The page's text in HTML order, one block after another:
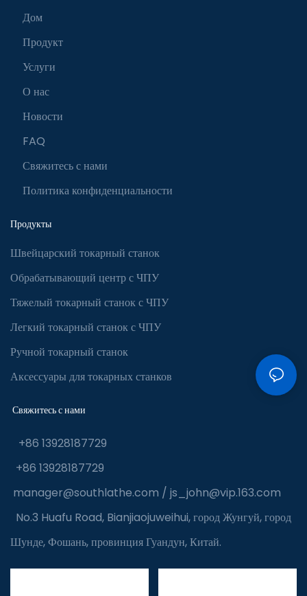
Дом
Продукт
Услуги
О нас
Новости
FAQ
Свяжитесь с нами
Политика конфиденциальности
Продукты
Швейцарский токарный станок
Обрабатывающий центр с ЧПУ
Тяжелый токарный станок с ЧПУ
Легкий токарный станок с ЧПУ
Ручной токарный станок
Аксессуары для токарных станков
Свяжитесь с нами
+86 13928187729
+86 13928187729
manager@southlathe.com / js_john@vip.163.com
No.3 Huafu Road, Bianjiaojuweihui, город Жунгуй, город
Шунде, Фошань, провинция Гуандун, Китай.